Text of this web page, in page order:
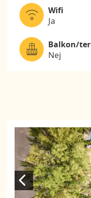
Wifi
Ja
Balkon/
Nej